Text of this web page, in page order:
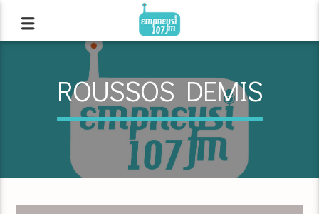
ROUSSOS DEMIS